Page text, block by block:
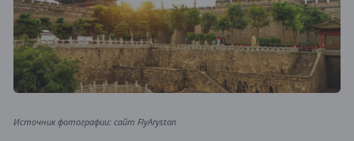
Источник фотографии: сайт FlyArystan